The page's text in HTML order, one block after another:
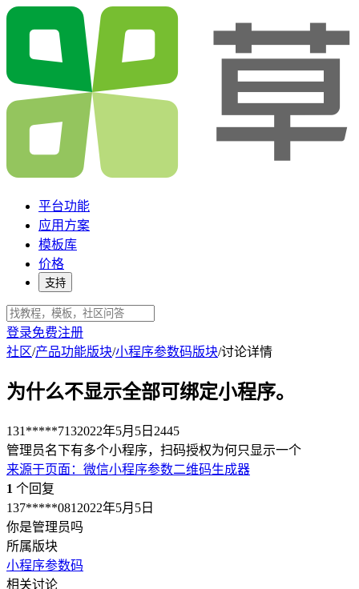
平台功能
应用方案
模板库
价格
支持
登录免费注册
社区/产品功能版块/小程序参数码版块/讨论详情
为什么不显示全部可绑定小程序。
131*****7132022年5月5日 2445
管理员名下有多个小程序，扫码授权为何只显示一个
来源于页面 ： 微信小程序参数二维码生成器
1 个回复
137*****081 2022年5月5日
你是管理员吗
所属版块
小程序参数码
相关讨论